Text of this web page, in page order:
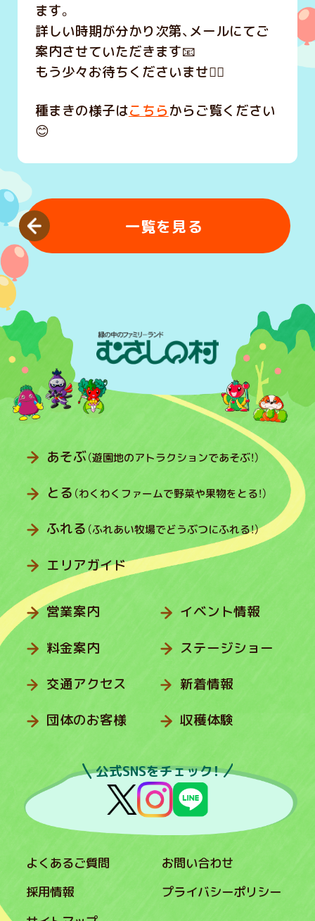
ます。
詳しい時期が分かり次第、メールにてご
案内させていただきます📧
もう少々お待ちくださいませ🙇‍♀️
種まきの様子はこちらからご覧ください
😊
一覧を見る
あそぶ（遊園地のアトラクションであそぶ！）
とる （わくわくファームで野菜や果物をとる！）
ふれる （ふれあい牧場でどうぶつにふれる！）
エリアガイド
営業案内
料金案内
交通アクセス
団体のお客様
イベント情報
ステージショー
新着情報
収穫体験
公式SNSをチェック！
よくあるご質問
お問い合わせ
採用情報
プライバシーポリシー